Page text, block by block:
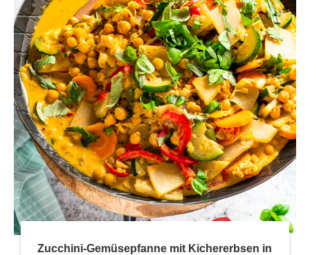
Zucchini-Gemüsepfanne mit Kichererbsen in